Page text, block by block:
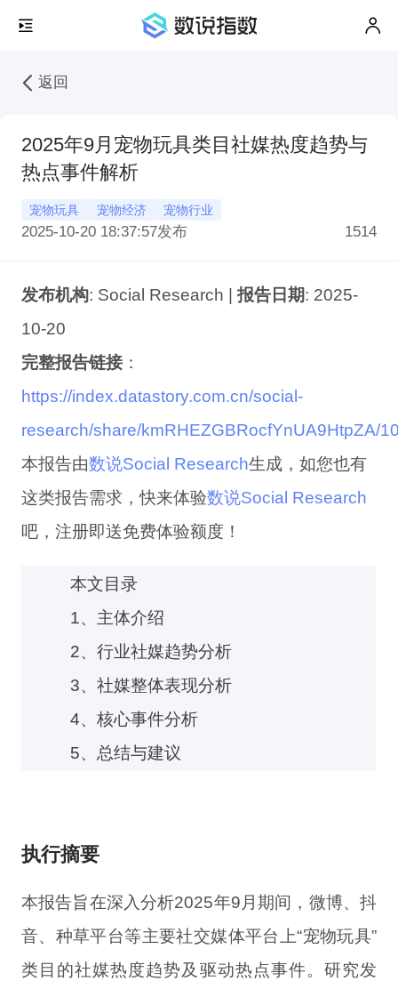
返回
2025年9月宠物玩具类目社媒热度趋势与
热点事件解析
宠物玩具 宠物经济 宠物行业
2025-10-20 18:37:57发布 1514
发布机构: Social Research | 报告日期: 2025-
10-20
完整报告链接：
https://index.datastory.com.cn/social-
research/share/kmRHEZGBRocfYnUA9HtpZA/
本报告由数说Social Research生成，如您也有
这类报告需求，快来体验数说Social Research
吧，注册即送免费体验额度！
本文目录
1、主体介绍
2、行业社媒趋势分析
3、社媒整体表现分析
4、核心事件分析
5、总结与建议
执行摘要
本报告旨在深入分析2025年9月期间，微博、抖
音、种草平台等主要社交媒体平台上“宠物玩具”
类目的社媒热度趋势及驱动热点事件。研究发